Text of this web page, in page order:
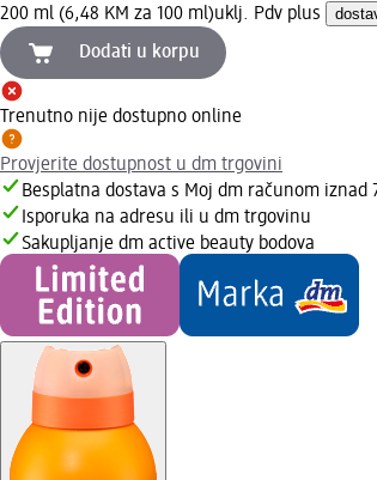
200 ml (6,48 KM za 100 ml)uklj. Pdv plus
Dodati u korpu
Trenutno nije dostupno online
Provjerite dostupnost u dm trgovini
Besplatna dostava s Moj dm računom iznad
Isporuka na adresu ili u dm trgovinu
Sakupljanje dm active beauty bodova